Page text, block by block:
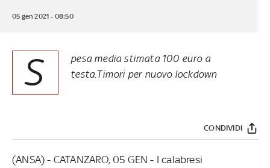
05 gen 2021 - 08:50
S
pesa media stimata 100 euro a
testa.Timori per nuovo lockdown
CONDIVIDI
(ANSA) - CATANZARO, 05 GEN - I calabresi